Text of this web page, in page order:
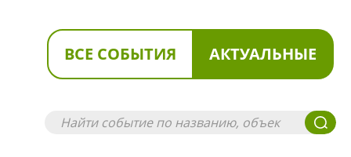
ВСЕ СОБЫТИЯ АКТУАЛЬНЫЕ